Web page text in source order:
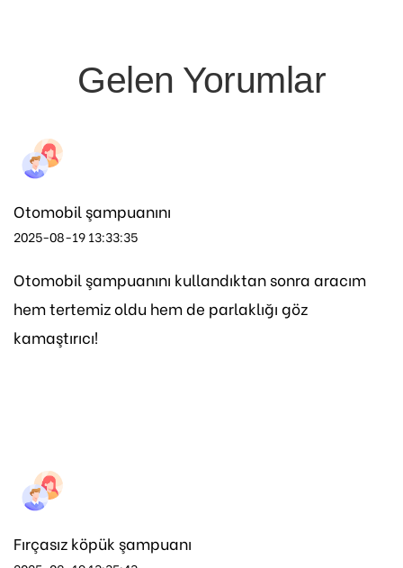
Gelen Yorumlar
Otomobil şampuanını
2025-08-19 13:33:35
Otomobil şampuanını kullandıktan sonra aracım
hem tertemiz oldu hem de parlaklığı göz
kamaştırıcı!
Fırçasız köpük şampuanı